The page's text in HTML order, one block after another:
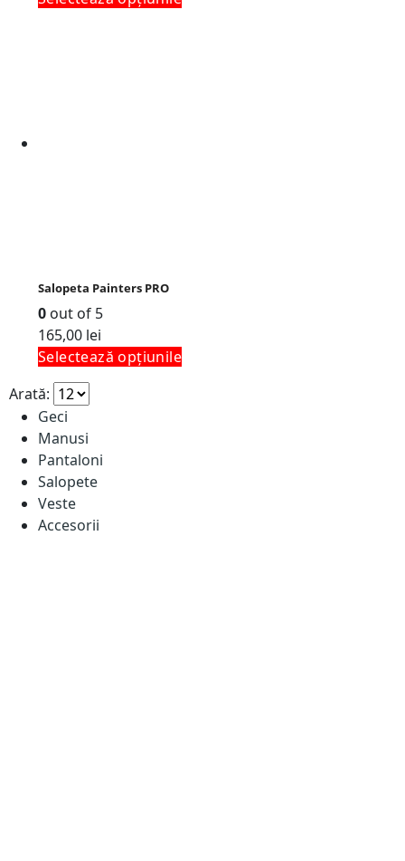
Salopeta Painters PRO
0 out of 5
165,00 lei
Selectează opțiunile
Arată:
Geci
Manusi
Pantaloni
Salopete
Veste
Accesorii